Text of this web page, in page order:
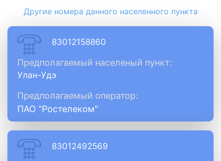
Другие номера данного населенного пункта
83012158860
Предполагаемый населеный пункт:
Улан-Удэ
Предполагаемый оператор:
ПАО "Ростелеком"
83012492569